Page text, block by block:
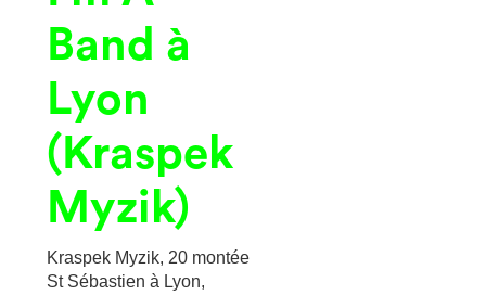
Band à
Lyon
(Kraspek
Myzik)
Kraspek Myzik, 20 montée
St Sébastien à Lyon,